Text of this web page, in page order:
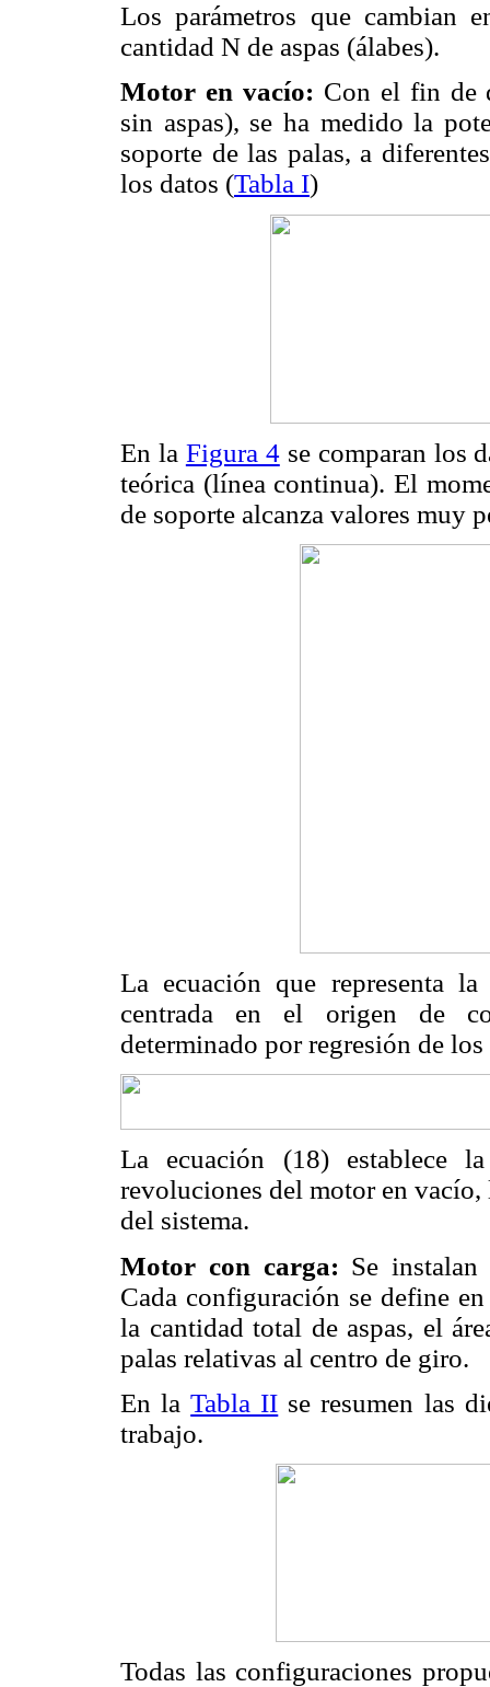
Los parámetros que
cantidad N de aspas (álabes).
Motor en vacío: Con el fin de
sin aspas), se ha medido la
soporte de las palas, a
los datos (Tabla I)
En la Figura 4se comparan los
teórica (línea continua). El
de soporte alcanza valores muy
La ecuación que representa
centrada en el origen de
determinado por regresión de
La ecuación (18) establece
revoluciones del motor en
del sistema.
Motor con carga: Se instalan
Cada configuración se define
la cantidad total de aspas, el
palas relativas al centro de giro.
En laTabla II se resumen las
trabajo.
Todas las configuraciones